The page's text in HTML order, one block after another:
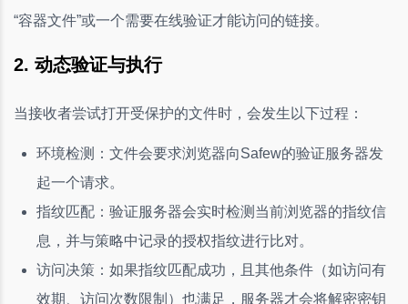
“容器文件”或一个需要在线验证才能访问的链接。
2. 动态验证与执行
当接收者尝试打开受保护的文件时，会发生以下过程：
环境检测：文件会要求浏览器向Safew的验证服务器发
起一个请求。
指纹匹配：验证服务器会实时检测当前浏览器的指纹信
息，并与策略中记录的授权指纹进行比对。
访问决策：如果指纹匹配成功，且其他条件（如访问有
效期、访问次数限制）也满足，服务器才会将解密密钥